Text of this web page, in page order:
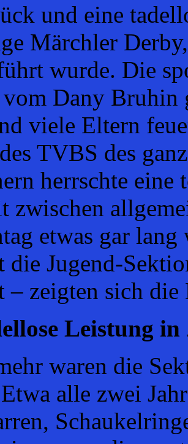
und eine
Märchler
wurde. Die
vom Dany Bruhin
viele Eltern
TVBS des
herrschte
zwischen
etwas gar
die Jugend-
– zeigten sich
Leistung
waren die
alle zwei